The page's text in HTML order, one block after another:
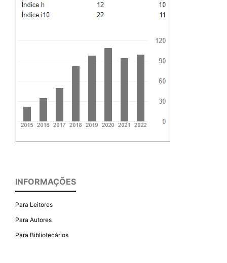
INFORMAÇÕES
Para Leitores
Para Autores
Para Bibliotecários